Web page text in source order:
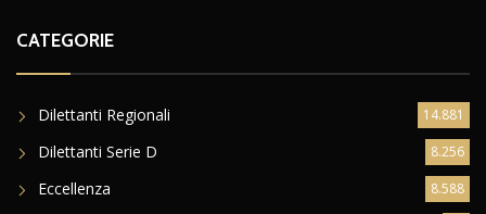
CATEGORIE
Dilettanti Regionali 14.881
Dilettanti Serie D 8.256
Eccellenza 8.588